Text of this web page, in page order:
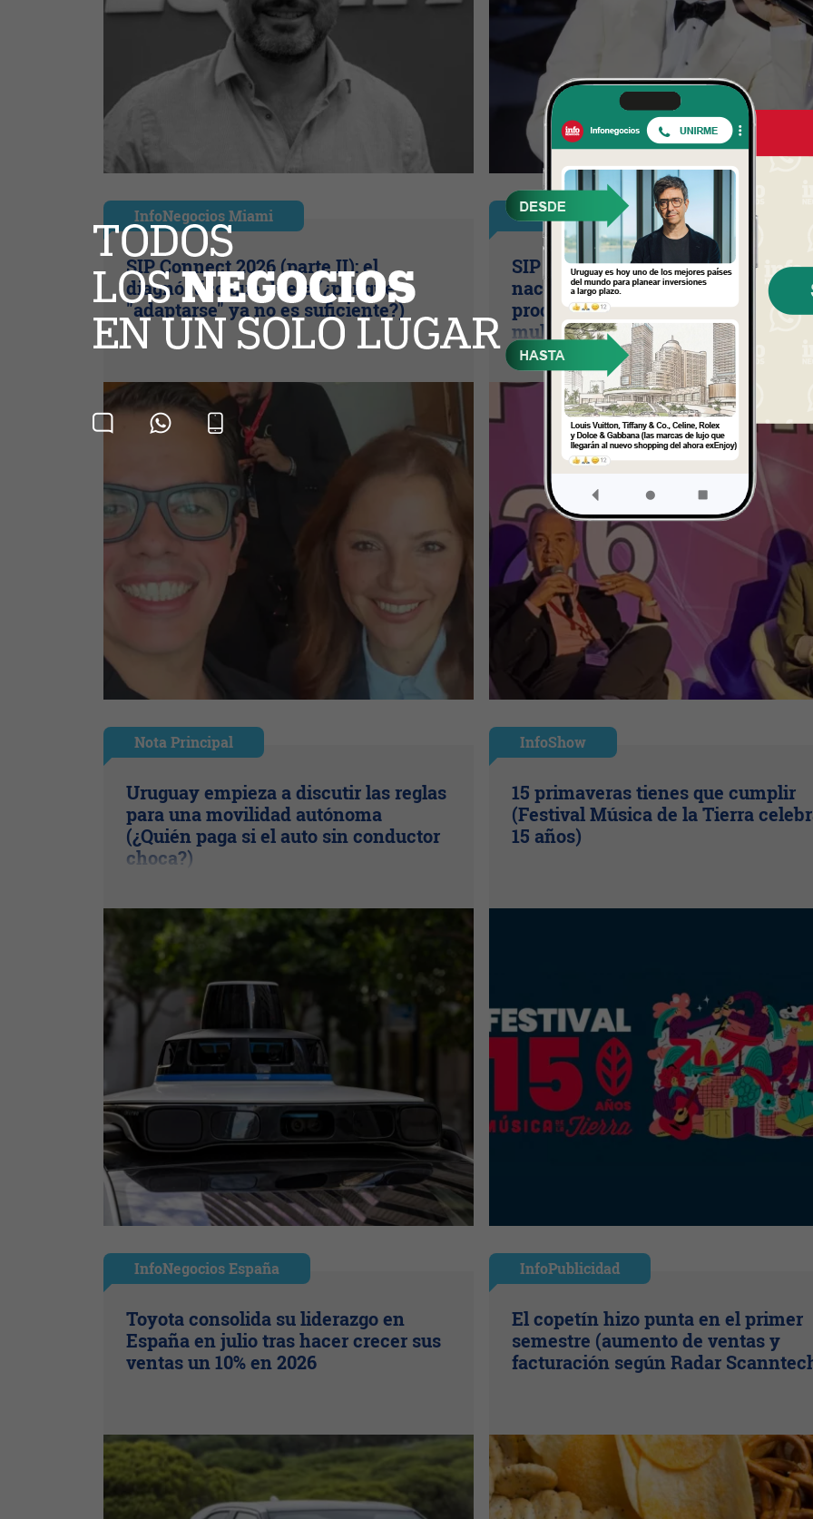
InfoNegocios Miami
SIP Connect 2026 (parte II): el
diagnóstico que duele (¿por qué
"adaptarse" ya no es suficiente?)
InfoNegocios Miami
SIP Connect 2026 (parte III): ¿cómo
nace el nuevo estándar de
producción? (Long video + Tik Tok
multi cross + eventos)
Nota Principal
Uruguay empieza a discutir las reglas
para una movilidad autónoma
(¿Quién paga si el auto sin conductor
choca?)
InfoShow
15 primaveras tienes que cumplir
(Festival Música de la Tierra
15 años)
InfoNegocios España
Toyota consolida su liderazgo en
España en julio tras hacer crecer sus
ventas un 10% en 2026
InfoPublicidad
El copetín hizo punta en el primer
semestre (aumento de ventas y
facturación según Radar